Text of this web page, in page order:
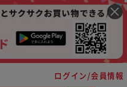
ログイン/会員情報